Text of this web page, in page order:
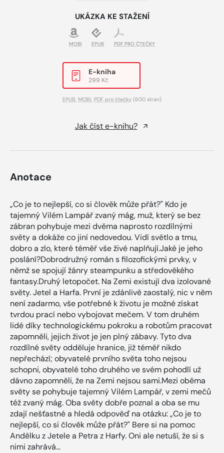
UKÁZKA KE STAŽENÍ
MOBI EPUB PDF PRO ČTEČKY
E-kniha
299 Kč
EPUB, MOBI, PDF pro čtečky (600 stran)
Jak číst e-knihu?
Anotace
„Co je to nejlepší, co si člověk může přát?" Kdo je
tajemný Vilém Lampář zvaný mág, muž, který se bez
zábran pohybuje mezi dvěma naprosto rozdílnými
světy a dokáže co jiní nedovedou. Vidí světlo a tmu,
dobro a zlo, které téměř vše živé naplňují.Jaké je jeho
poslání?Dobrodružný román s filozofickými prvky, v
němž se spojují žánry steampunku a středověkého
fantasy.Druhý letopočet. Na Zemi existují dva izolované
světy. Jetel a Harfa. První je zdánlivě zaostalý, nic v něm
není zadarmo, vše potřebné k životu je možné získat
tvrdou prací nebo vybojovat mečem. V tom druhém
lidé díky technologickému pokroku a robotům pracovat
zapomněli, jejich život je jen plný zábavy. Tyto dva
rozdílné světy odděluje hranice, již téměř nikdo
nepřechází; obyvatelé prvního světa toho nejsou
schopni, obyvatelé toho druhého ve svém pohodlí už
dávno zapomněli, že na Zemi nejsou sami.Mezi oběma
světy se pohybuje tajemný Vilém Lampář, v zemi mečů
též zvaný mág. Oba světy dobře poznal a oba se mu
zdají nešťastné a hledá odpověď na otázku: „Co je to
nejlepší, co si člověk může přát?" Bere si na pomoc
Andělku z Jetele a Petra z Harfy. Oni ale netuší, že si s
nimi zahrává…